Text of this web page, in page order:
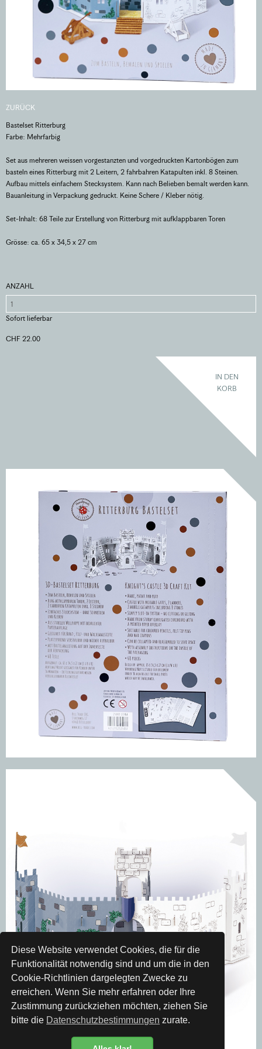
Diese Website verwendet Cookies, die für die
Funktionalität notwendig sind und um die in den
Cookie-Richtlinien dargelegten Zwecke zu
erreichen. Wenn Sie mehr erfahren oder Ihre
Zustimmung zurückziehen möchten, ziehen Sie
bitte die Datenschutzbestimmungen zurate.
ZURÜCK
Bastelset Ritterburg
Farbe: Mehrfarbig
Set aus mehreren weissen vorgestanzten und vorgedruckten Kartonbögen zum
basteln eines Ritterburg mit 2 Leitern, 2 fahrbahren Katapulten inkl. 8 Steinen.
Aufbau mittels einfachem Stecksystem. Kann nach Belieben bemalt werden kann.
Bauanleitung in Verpackung gedruckt. Keine Schere / Kleber nötig.
Set-Inhalt: 68 Teile zur Erstellung von Ritterburg mit aufklappbaren Toren
Grösse: ca. 65 x 34,5 x 27 cm
ANZAHL
Sofort lieferbar
CHF 22.00
IN DEN
KORB